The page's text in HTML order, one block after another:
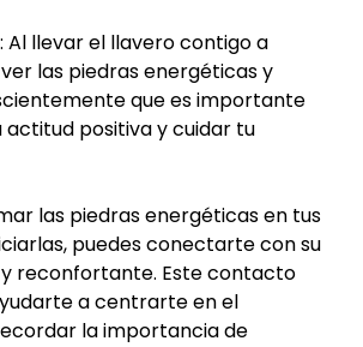
Al llevar el llavero contigo a
las piedras energéticas y
que es importante
positiva y cuidar tu
las piedras energéticas en tus
puedes conectarte con su
reconfortante. Este contacto
a centrarte en el
la importancia de